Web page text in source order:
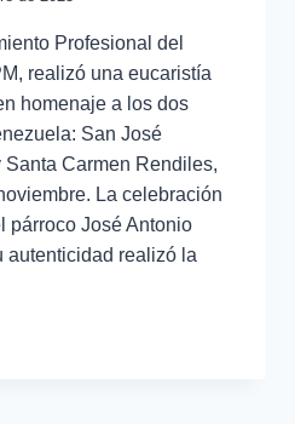
Profesional del
realizó una eucaristía
homenaje a los dos
San José
Carmen Rendiles,
La celebración
párroco José Antonio
autenticidad realizó la